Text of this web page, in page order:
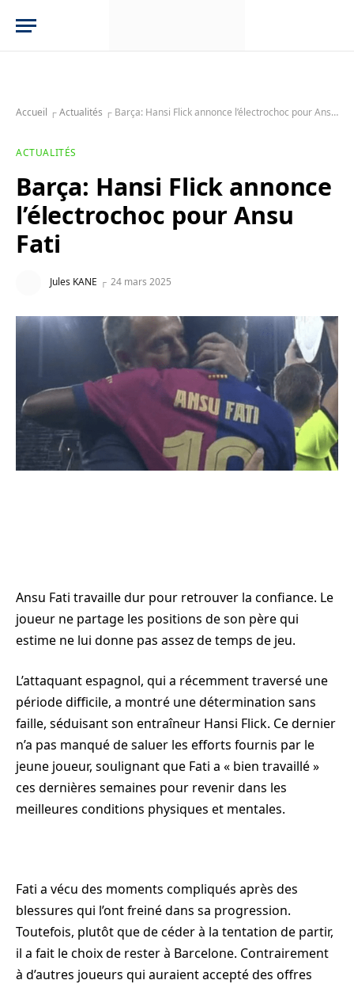
Accueil ┌Actualités ┌ Barça: Hansi Flick annonce l’électrochoc pour Ansu Fati
ACTUALITÉS
Barça: Hansi Flick annonce
l’électrochoc pour Ansu
Fati
Jules KANE 24 mars 2025
Ansu Fati travaille dur pour retrouver la confiance. Le
joueur ne partage les positions de son père qui
estime ne lui donne pas assez de temps de jeu.
L’attaquant espagnol, qui a récemment traversé une
période difficile, a montré une détermination sans
faille, séduisant son entraîneur Hansi Flick. Ce dernier
n’a pas manqué de saluer les efforts fournis par le
jeune joueur, soulignant que Fati a « bien travaillé »
ces dernières semaines pour revenir dans les
meilleures conditions physiques et mentales.
Fati a vécu des moments compliqués après des
blessures qui l’ont freiné dans sa progression.
Toutefois, plutôt que de céder à la tentation de partir,
il a fait le choix de rester à Barcelone. Contrairement
à d’autres joueurs qui auraient accepté des offres